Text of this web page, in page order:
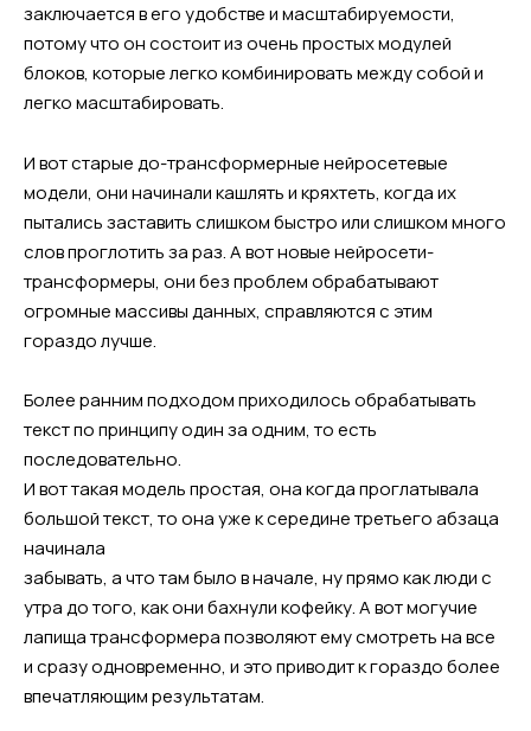
заключается в его удобстве и масштабируемости,
потому что он состоит из очень простых модулей
блоков, которые легко комбинировать между собой и
легко масштабировать.
И вот старые до-трансформерные нейросетевые
модели, они начинали кашлять и кряхтеть, когда их
пытались заставить слишком быстро или слишком много
слов проглотить за раз. А вот новые нейросети-
трансформеры, они без проблем обрабатывают
огромные массивы данных, справляются с этим
гораздо лучше.
Более ранним подходом приходилось обрабатывать
текст по принципу один за одним, то есть
последовательно.
И вот такая модель простая, она когда проглатывала
большой текст, то она уже к середине третьего абзаца
начинала
забывать, а что там было в начале, ну прямо как люди с
утра до того, как они бахнули кофейку. А вот могучие
лапища трансформера позволяют ему смотреть на все
и сразу одновременно, и это приводит к гораздо более
впечатляющим результатам.